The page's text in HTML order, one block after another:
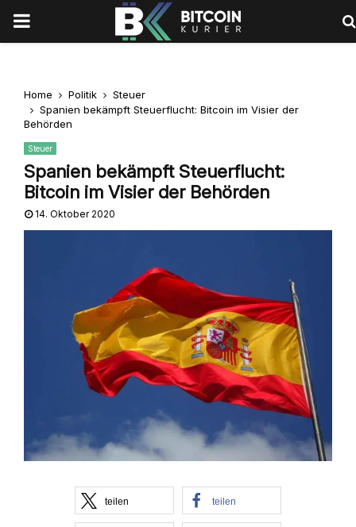
PRIMARY
Home Politik
Steuer
Spanien bekämpft Steuerflucht: Bitcoin im Visier der
Behörden
Steuer
Spanien bekämpft Steuerflucht:
Bitcoin im Visier der Behörden
14. Oktober 2020
teilen teilen